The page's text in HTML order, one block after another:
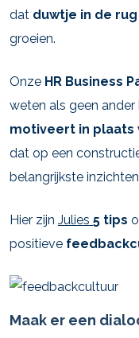
dat duwtje in de
groeien.
Onze HR Business
weten als geen ander
motiveert in
dat op een
belangrijkste
Hier zijn Julies 5 tips
positieve
Maak er een